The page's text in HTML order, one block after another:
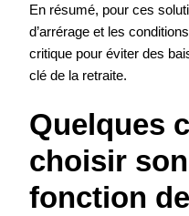
En résumé, pour ces
d’arrérage et les
critique pour éviter des
clé de la retraite.
Quelques
choisir
fonction